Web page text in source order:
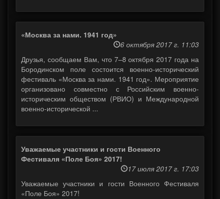
«Москва за нами. 1941 год»
6 октября 2017 г. 11:03
Друзья, сообщаем Вам, что 7–8 октября 2017 года на
Бородинском поле состоится военно-исторический
фестиваль «Москва за нами. 1941 год». Мероприятие
организовано совместно с Российским военно-
историческим обществом (РВИО) и Международной
военно-исторической ...
Уважаемые участники и гости Военного
Фестиваля «Поле Боя» 2017!
17 июля 2017 г. 17:03
Уважаемые участники и гости Военного Фестиваля
«Поле Боя» 2017!